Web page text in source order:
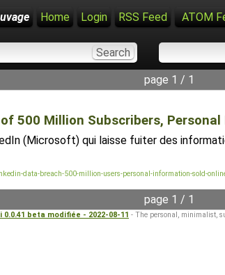
Home Login RSS Feed ATOM
page 1 / 1
500 Million Subscribers,
(Microsoft) qui laisse fuiter des
data-breach-500-million-users-personal-information-sold-
page 1 / 1
0.0.41 beta modifiée - 2022-08-11 - The personal, minimalist,